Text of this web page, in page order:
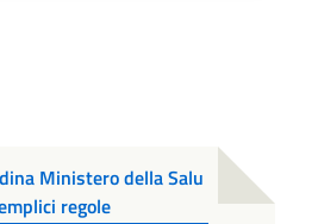
Ministero della Salu
regole